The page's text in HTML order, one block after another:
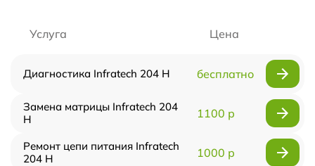
Услуга Цена
Диагностика Infratech 204 Н бесплатно
Замена матрицы Infratech 204
Н
1100 р
Ремонт цепи питания Infratech
204 Н
1000 р